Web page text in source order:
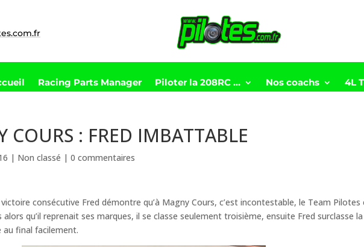
Racing Parts Manager Piloter la 208RC … Nos coachs 4L
COURS : FRED IMBATTABLE
| Non classé |0 commentaires
consécutive Fred démontre qu’à Magny Cours, c’est incontestable, le Team Pilotes
qu’il reprenait ses marques, il se classe seulement troisième, ensuite Fred surclasse la
au final facilement.